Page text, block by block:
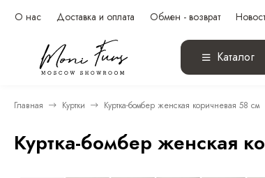
О нас Доставка и оплата Обмен - возврат
Каталог
Главная Куртки Куртка-бомбер женская коричневая 58 см
Куртка-бомбер женская